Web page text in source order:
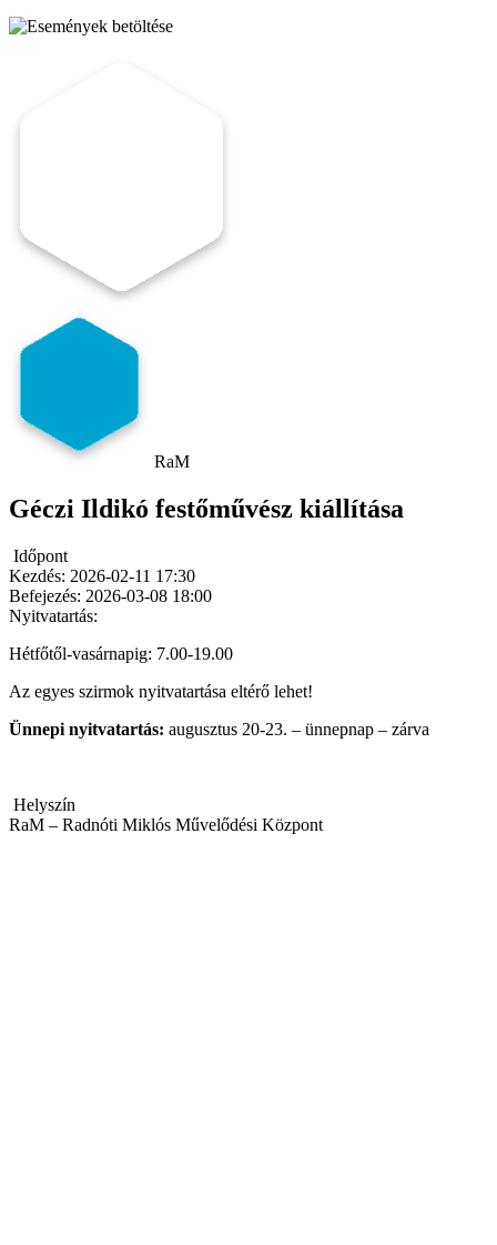
RaM
Géczi Ildikó festőművész kiállítása
Időpont
Kezdés: 2026-02-11 17:30
Befejezés: 2026-03-08 18:00
Nyitvatartás:
Hétfőtől-vasárnapig: 7.00-19.00
Az egyes szirmok nyitvatartása eltérő lehet!
Ünnepi nyitvatartás: augusztus 20-23. – ünnepnap – zárva
Helyszín
RaM – Radnóti Miklós Művelődési Központ